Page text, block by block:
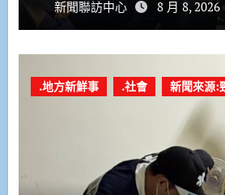
新聞聯訪中心 8 月 8, 2026
.地方新鮮事 .社會 新聞來源: